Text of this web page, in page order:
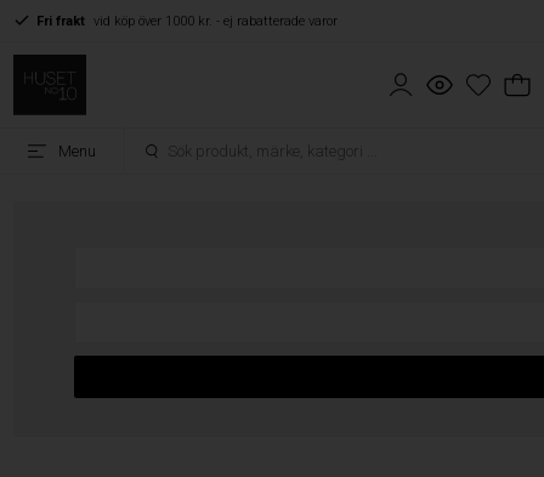
Fri frakt vid köp över 1000 kr. - ej rabatterade varor
Menu